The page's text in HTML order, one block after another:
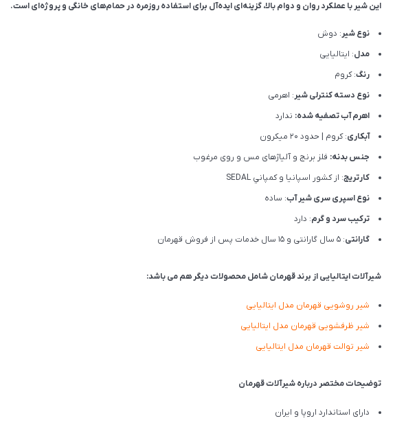
این شیر با عملکرد روان و دوام بالا، گزینه‌ای ایده‌آل برای استفاده روزمره در حمام‌های خانگی و پروژه‌ای است.
نوع شیر: دوش
مدل: ایتالیایی
رنگ: کروم
نوع دسته کنترلی شیر: اهرمی
اهرم آب تصفیه شده: ندارد
آبکاری: کروم | حدود 20 میکرون
جنس بدنه: فلز برنج و آلیاژهای مس و روی مرغوب
کارتریج: از كشور اسپانيا و كمپاني SEDAL
نوع اسپری سری شیر آب: ساده
ترکیب سرد و گرم: دارد
گارانتی: 5 سال گارانتی و 15 سال خدمات پس از فروش قهرمان
شیرآلات ایتالیایی از برند قهرمان شامل محصولات دیگر هم می باشد:
شیر روشویی قهرمان مدل ایتالیایی
شیر ظرفشویی قهرمان مدل ایتالیایی
شیر توالت قهرمان مدل ایتالیایی
توضیحات مختصر درباره شیرآلات قهرمان
دارای استاندارد اروپا و ایران